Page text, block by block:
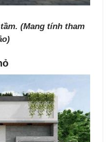
(Mang tính tham